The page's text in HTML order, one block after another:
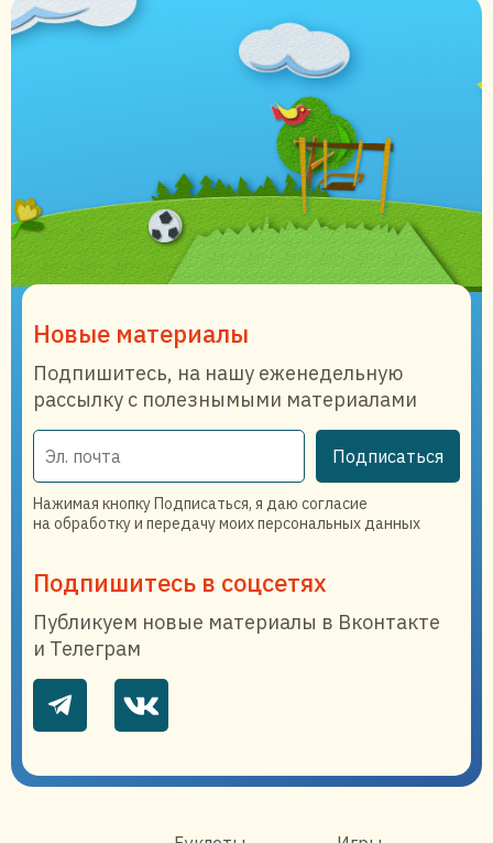
Новые материалы
Подпишитесь, на нашу еженедельную
рассылку с полезнымыми материалами
Подписаться
Нажимая кнопку Подписаться, я даю согласие
на обработку и передачу моих персональных данных
Подпишитесь в соцсетях
Публикуем новые материалы в Вконтакте
и Телеграм